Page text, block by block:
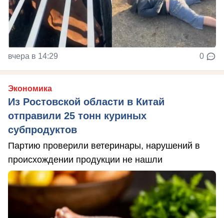
вчера в 14:29 0
Экономика
Из Ростовской области в Китай
отправили 25 тонн куриных
субпродуктов
Партию проверили ветеринары, нарушений в
происхождении продукции не нашли